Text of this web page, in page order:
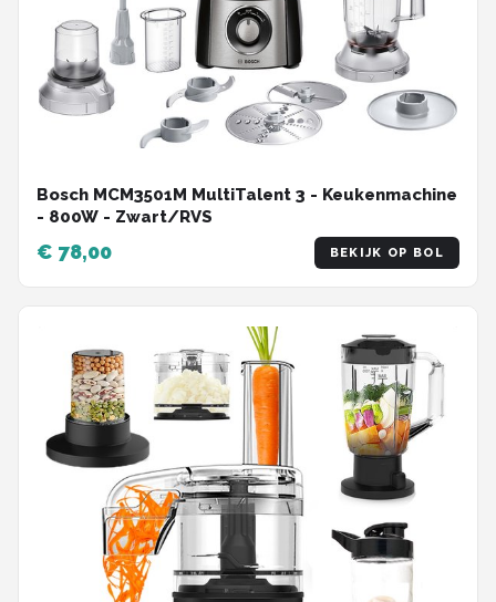
Bosch MCM3501M MultiTalent 3 - Keukenmachine
- 800W - Zwart/RVS
€ 78,00 BEKIJK OP BOL